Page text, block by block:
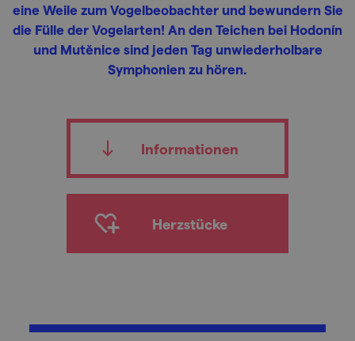
eine Weile zum Vogelbeobachter und bewundern Sie
die Fülle der Vogelarten! An den Teichen bei Hodonín
und Mutěnice sind jeden Tag unwiederholbare
Symphonien zu hören.
Informationen
Herzstücke